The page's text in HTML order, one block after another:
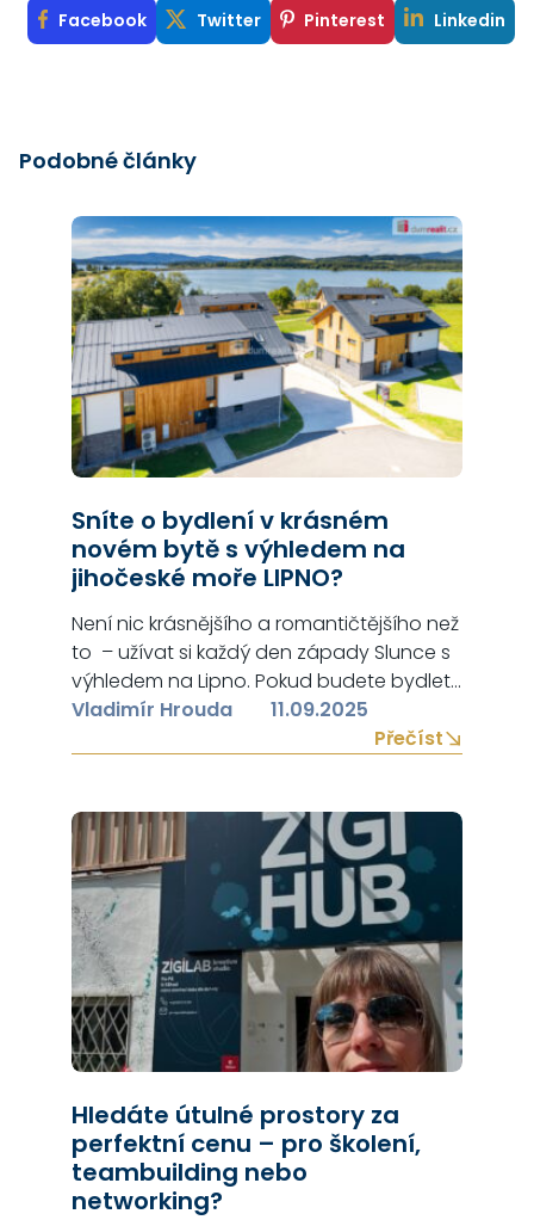
Facebook Twitter Pinterest Linkedin
Podobné články
Sníte o bydlení v krásném
novém bytě s výhledem na
jihočeské moře LIPNO?
Není nic krásnějšího a romantičtějšího než
to – užívat si každý den západy Slunce s
výhledem na Lipno. Pokud budete bydlet
v bytě situovaném na jižní a západní
přízemí moderní novostavby, s možností
koupě parkovacího stání, sklepa či
kotviště…
Vladimír Hrouda
11.09.2025
Přečíst
Hledáte útulné prostory za
perfektní cenu – pro školení,
teambuilding nebo
networking?